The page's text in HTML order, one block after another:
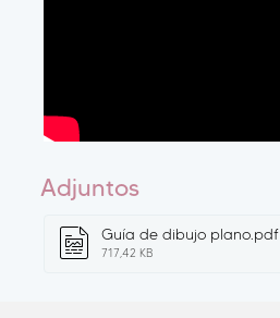
Adjuntos
Guía de dibujo plano.pdf
717,42 KB